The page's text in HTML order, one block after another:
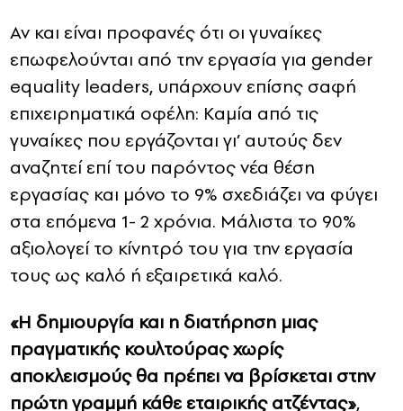
Αν και είναι προφανές ότι οι γυναίκες
επωφελούνται από την εργασία για gender
equality leaders, υπάρχουν επίσης σαφή
επιχειρηματικά οφέλη: Καμία από τις
γυναίκες που εργάζονται γι’ αυτούς δεν
αναζητεί επί του παρόντος νέα θέση
εργασίας και μόνο το 9% σχεδιάζει να φύγει
στα επόμενα 1- 2 χρόνια. Μάλιστα το 90%
αξιολογεί το κίνητρό του για την εργασία
τους ως καλό ή εξαιρετικά καλό.
«Η δημιουργία και η διατήρηση μιας
πραγματικής κουλτούρας χωρίς
αποκλεισμούς θα πρέπει να βρίσκεται στην
πρώτη γραμμή κάθε εταιρικής ατζέντας»,